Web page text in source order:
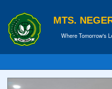
MTS.
Where Tomorrow's